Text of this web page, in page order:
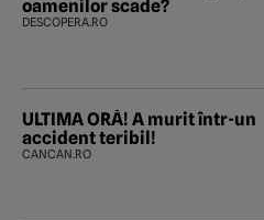
oamenilor scade?
DESCOPERA.RO
ULTIMA ORĂ! A murit într-un
accident teribil!
CANCAN.RO